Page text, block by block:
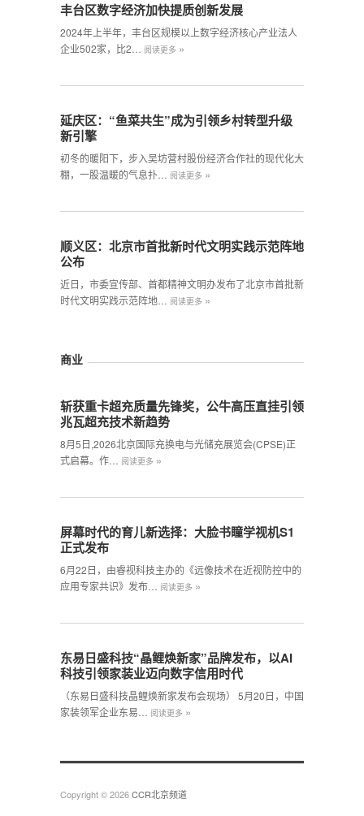
丰台区数字经济加快提质创新发展
2024年上半年，丰台区规模以上数字经济核心产业法人
企业502家，比2…
阅读更多 »
延庆区：“鱼菜共生”成为引领乡村转型升级
新引擎
初冬的暖阳下，步入吴坊营村股份经济合作社的现代化大
棚，一股温暖的气息扑…
阅读更多 »
顺义区：北京市首批新时代文明实践示范阵地
公布
近日，市委宣传部、首都精神文明办发布了北京市首批新
时代文明实践示范阵地…
阅读更多 »
商业
斩获重卡超充质量先锋奖，公牛高压直挂引领
兆瓦超充技术新趋势
8月5日,2026北京国际充换电与光储充展览会(CPSE)正
式启幕。作…
阅读更多 »
屏幕时代的育儿新选择：大脸书瞳学视机S1
正式发布
6月22日，由睿视科技主办的《远像技术在近视防控中的
应用专家共识》发布…
阅读更多 »
东易日盛科技“晶鲤焕新家”品牌发布，以AI
科技引领家装业迈向数字信用时代
（东易日盛科技晶鲤焕新家发布会现场） 5月20日，中国
家装领军企业东易…
阅读更多 »
Copyright © 2026CCR北京频道